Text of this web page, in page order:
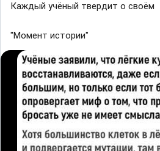
Каждый учёный твердит о своём
"Момент истории"